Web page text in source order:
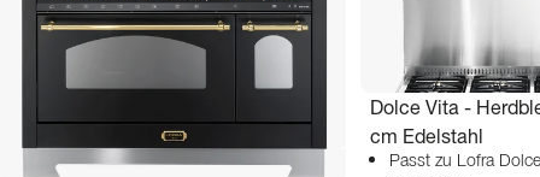
Dolce Vita -
cm Edelstahl
Passt zu Lofra